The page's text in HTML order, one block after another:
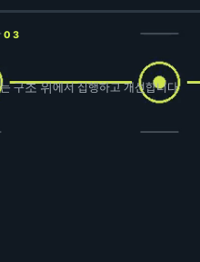
03
구조 위에서 집행하고 개선합니다